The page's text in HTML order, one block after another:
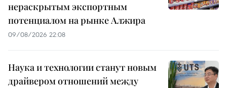
нераскрытым экспортным
потенциалом на рынке Алжира
09/08/2026 22:08
Наука и технологии станут новым
драйвером отношений между